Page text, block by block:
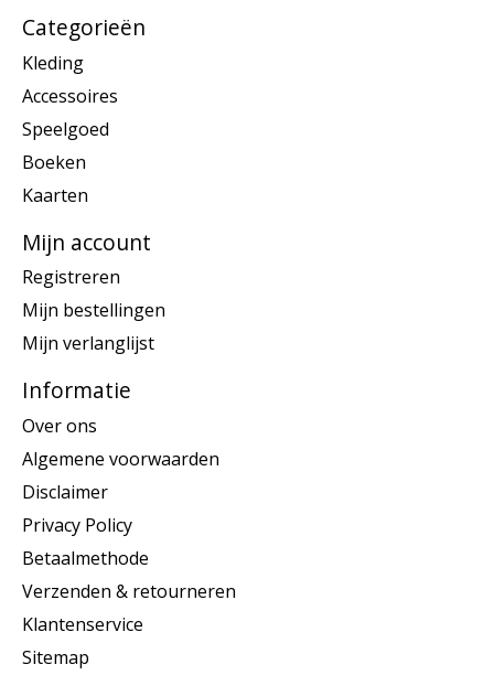
Categorieën
Kleding
Accessoires
Speelgoed
Boeken
Kaarten
Mijn account
Registreren
Mijn bestellingen
Mijn verlanglijst
Informatie
Over ons
Algemene voorwaarden
Disclaimer
Privacy Policy
Betaalmethode
Verzenden & retourneren
Klantenservice
Sitemap